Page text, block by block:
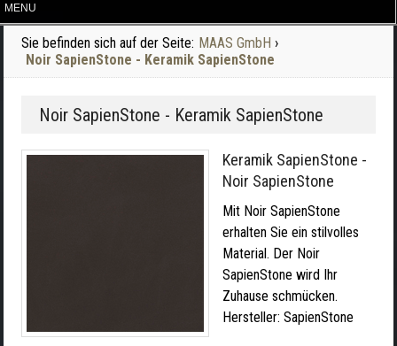
Sie befinden sich auf der Seite: MAAS GmbH ›
Noir SapienStone - Keramik SapienStone
Noir SapienStone - Keramik SapienStone
Keramik SapienStone -
Noir SapienStone
Mit Noir SapienStone
erhalten Sie ein stilvolles
Material. Der Noir
SapienStone wird Ihr
Zuhause schmücken.
Hersteller: SapienStone